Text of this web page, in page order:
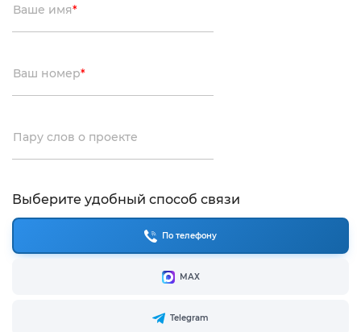
Ваше имя*
Ваш номер*
Пару слов о проекте
Выберите удобный способ связи
По телефону
МАХ
Telegram